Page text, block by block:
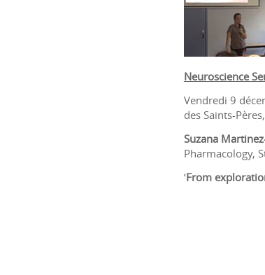
Neuroscience
Vendredi 9
des Saints-
Suzana
Pharmacology,
‘From